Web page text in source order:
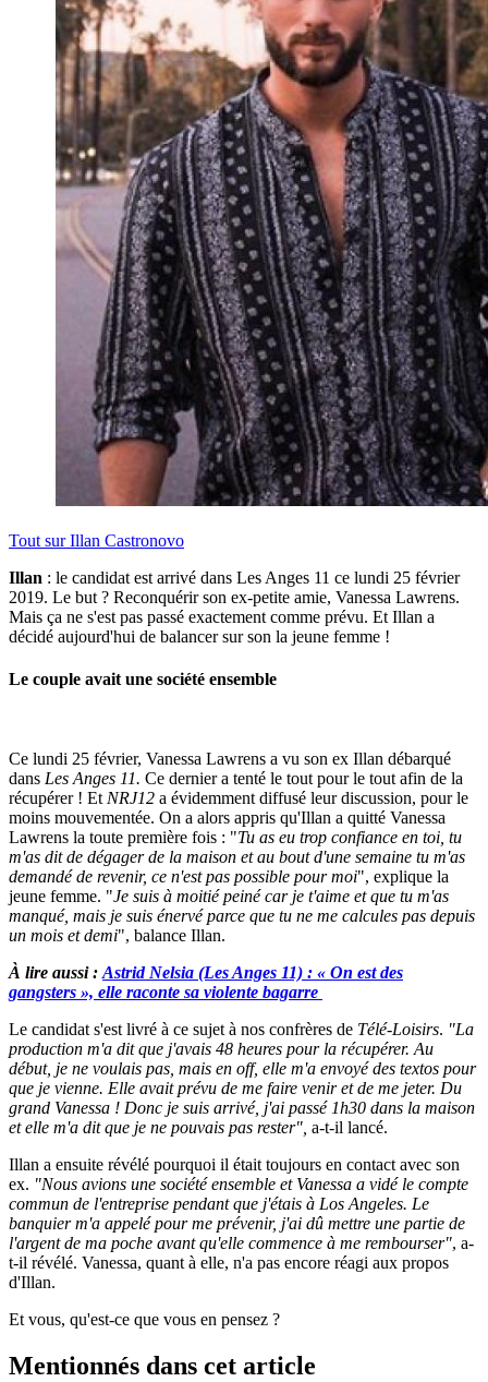
Tout surIllan Castronovo
Illan : le candidat est arrivé dans Les Anges 11 ce lundi 25 février
2019. Le but ? Reconquérir son ex-petite amie, Vanessa Lawrens.
Mais ça ne s'est pas passé exactement comme prévu. Et Illan a
décidé aujourd'hui de balancer sur son la jeune femme !
Le couple avait une société ensemble
Ce lundi 25 février, Vanessa Lawrens a vu son ex Illan débarqué
dans Les Anges 11. Ce dernier a tenté le tout pour le tout afin de la
récupérer ! Et NRJ12 a évidemment diffusé leur discussion, pour le
moins mouvementée. On a alors appris qu'Illan a quitté Vanessa
Lawrens la toute première fois : "Tu as eu trop confiance en toi, tu
m'as dit de dégager de la maison et au bout d'une semaine tu m'as
demandé de revenir, ce n'est pas possible pour moi", explique la
jeune femme. "Je suis à moitié peiné car je t'aime et que tu m'as
manqué, mais je suis énervé parce que tu ne me calcules pas depuis
un mois et demi", balance Illan.
À lire aussi : Astrid Nelsia (Les Anges 11) : « On est des
gangsters », elle raconte sa violente bagarre
Le candidat s'est livré à ce sujet à nos confrères de Télé-Loisirs. "La
production m'a dit que j'avais 48 heures pour la récupérer. Au
début, je ne voulais pas, mais en off, elle m'a envoyé des textos pour
que je vienne. Elle avait prévu de me faire venir et de me jeter. Du
grand Vanessa ! Donc je suis arrivé, j'ai passé 1h30 dans la maison
et elle m'a dit que je ne pouvais pas rester", a-t-il lancé.
Illan a ensuite révélé pourquoi il était toujours en contact avec son
ex. "Nous avions une société ensemble et Vanessa a vidé le compte
commun de l'entreprise pendant que j'étais à Los Angeles. Le
banquier m'a appelé pour me prévenir, j'ai dû mettre une partie de
l'argent de ma poche avant qu'elle commence à me rembourser", a-
t-il révélé. Vanessa, quant à elle, n'a pas encore réagi aux propos
d'Illan.
Et vous, qu'est-ce que vous en pensez ?
Mentionnés dans cet article